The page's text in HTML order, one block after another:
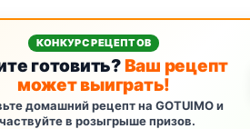
КОНКУРС РЕЦЕПТОВ
готовить?Ваш рецепт
может выиграть!
домашний рецепт на GOTUIMO и
в розыгрыше призов.